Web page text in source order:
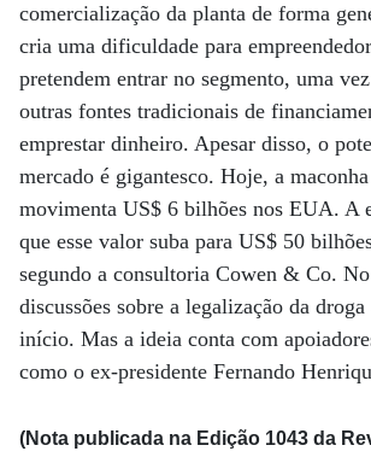
comercialização da planta de forma
cria uma dificuldade para
pretendem entrar no segmento, uma
outras fontes tradicionais de
emprestar dinheiro. Apesar disso, o
mercado é gigantesco. Hoje, a
movimenta US$ 6 bilhões nos EUA. A
que esse valor suba para US$ 50
segundo a consultoria Cowen & Co.
discussões sobre a legalização da
início. Mas a ideia conta com
como o ex-presidente Fernando
(Nota publicada na Edição 1043 da